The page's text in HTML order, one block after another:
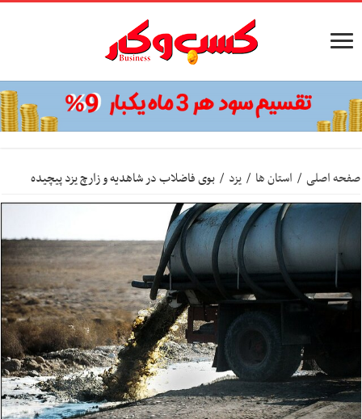
صفحه اصلی / استان ها / یزد / بوی فاضلاب در شاهدیه و زارچ یزد پیچیده